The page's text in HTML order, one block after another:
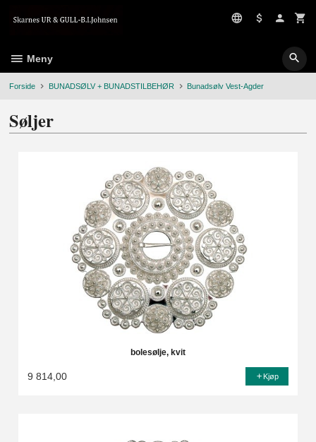
Meny
Forside BUNADSØLV + BUNADSTILBEHØR Bunadsølv Vest-Agder
Søljer
bolesølje, kvit
9 814,00 Kjøp